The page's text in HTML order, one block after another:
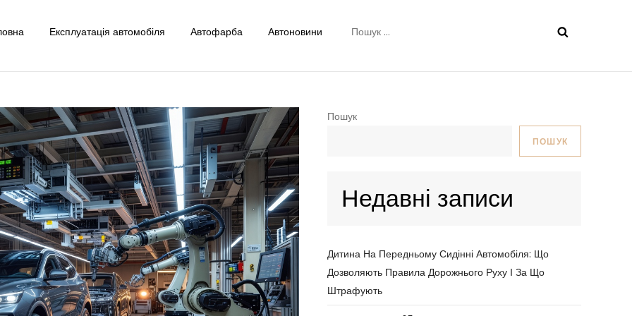
Експлуатація автомобіля Автофарба Автоновини
Пошук
ПОШУК
Недавні записи
Дитина На Передньому Сидінні Автомобіля: Що
Дозволяють Правила Дорожнього Руху І За Що
Штрафують